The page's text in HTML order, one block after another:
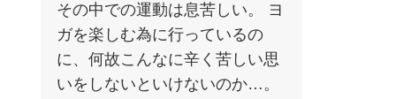
その中での運動は息苦しい。 ヨ
ガを楽しむ為に行っているの
に、何故こんなに辛く苦しい思
いをしないといけないのか…。